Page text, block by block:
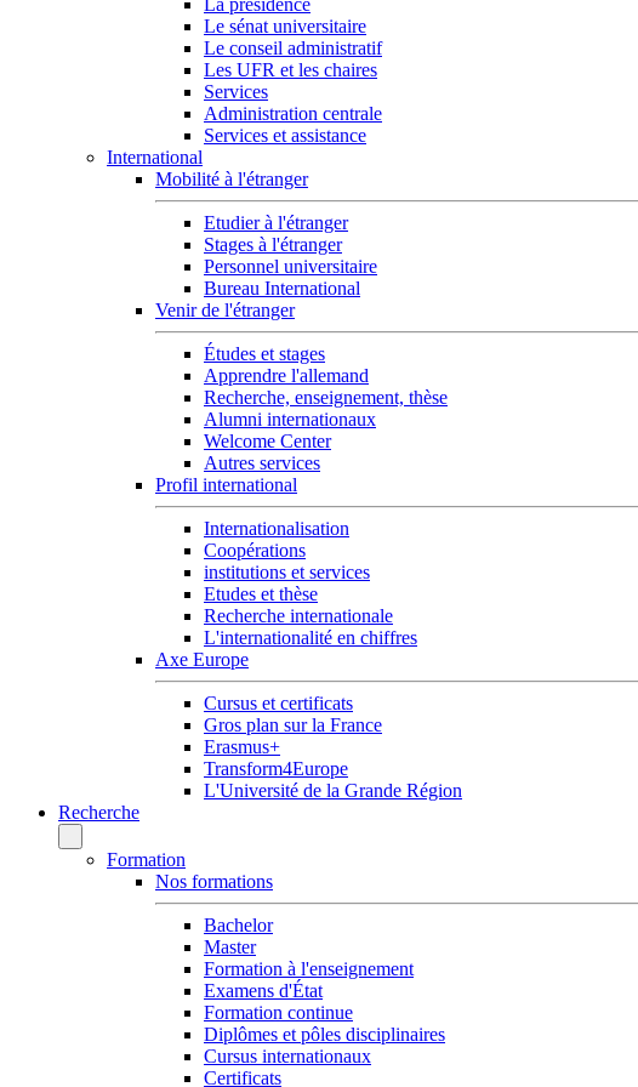
La présidence
Le sénat universitaire
Le conseil administratif
Les UFR et les chaires
Services
Administration centrale
Services et assistance
International
Mobilité à l'étranger
Etudier à l'étranger
Stages à l'étranger
Personnel universitaire
Bureau International
Venir de l'étranger
Études et stages
Apprendre l'allemand
Recherche, enseignement, thèse
Alumni internationaux
Welcome Center
Autres services
Profil international
Internationalisation
Coopérations
institutions et services
Etudes et thèse
Recherche internationale
L'internationalité en chiffres
Axe Europe
Cursus et certificats
Gros plan sur la France
Erasmus+
Transform4Europe
L'Université de la Grande Région
Recherche
Formation
Nos formations
Bachelor
Master
Formation à l'enseignement
Examens d'État
Formation continue
Diplômes et pôles disciplinaires
Cursus internationaux
Certificats